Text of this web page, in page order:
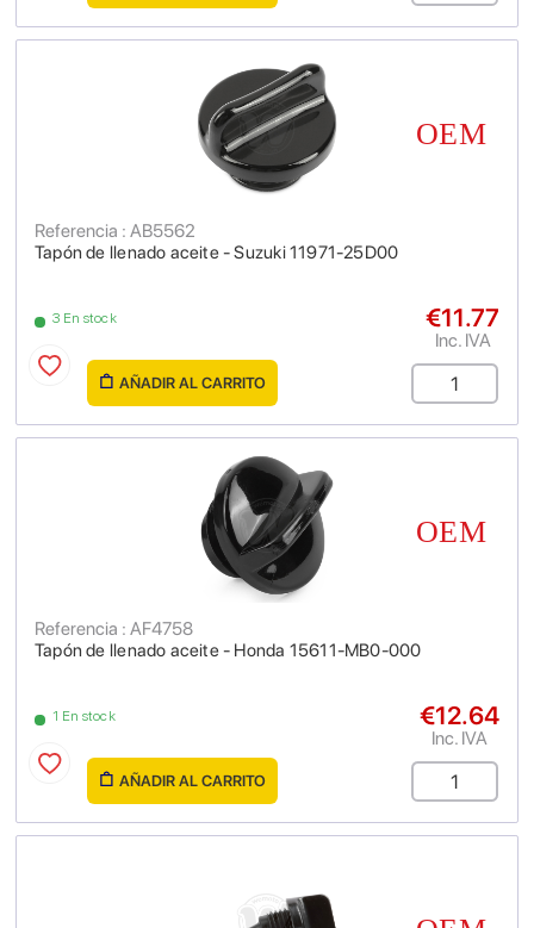
Tapón de llenado aceite - Suzuki 11971-25D00
Referencia : AB5562
3 En stock €11.77
Inc. IVA
AÑADIR AL CARRITO
Tapón de llenado aceite - Honda 15611-MB0-000
Referencia : AF4758
1 En stock €12.64
Inc. IVA
AÑADIR AL CARRITO